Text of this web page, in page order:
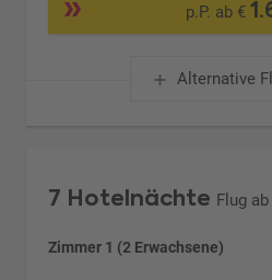
p.P. ab €
Alternative
7 Hotelnächte Flug
Zimmer 1 (2 Erwachsene)